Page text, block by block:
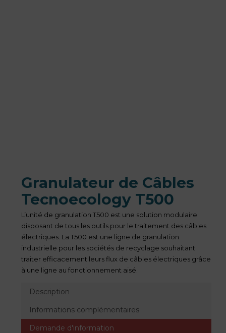
Granulateur de Câbles
Tecnoecology T500
L’unité de granulation T500 est une solution modulaire
disposant de tous les outils pour le traitement des câbles
électriques. La T500 est une ligne de granulation
industrielle pour les sociétés de recyclage souhaitant
traiter efficacement leurs flux de câbles électriques grâce
à une ligne au fonctionnement aisé.
Description
Informations complémentaires
Demande d'information